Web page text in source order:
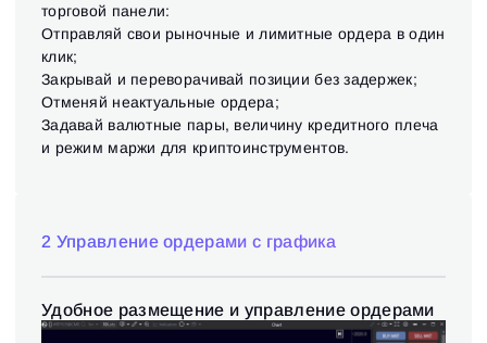
торговой панели:
Отправляй свои рыночные и лимитные ордера в один
клик;
Закрывай и переворачивай позиции без задержек;
Отменяй неактуальные ордера;
Задавай валютные пары, величину кредитного плеча
и режим маржи для криптоинструментов.
2 Управление ордерами с графика
Удобное размещение и управление ордерами